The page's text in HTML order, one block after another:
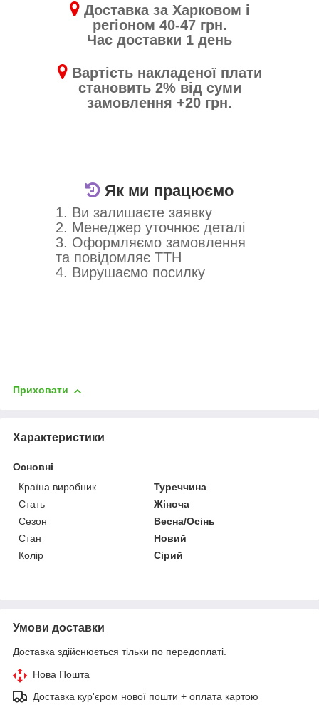
Як ми працюємо
1. Ви залишаєте заявку
2. Менеджер уточнює деталі
3. Оформляємо замовлення
та повідомляє ТТН
4. Вирушаємо посилку
Доставка за Харковом і
регіоном 40-47 грн.
Час доставки 1 день
Вартість накладеної плати
становить 2% від суми
замовлення +20 грн.
Приховати
Характеристики
Основні
Країна виробник
Туреччина
Стать
Жіноча
Сезон
Весна/Осінь
Стан
Новий
Колір
Сірий
Умови доставки
Доставка здійснюється тільки по передоплаті.
Нова Пошта
Доставка кур'єром нової пошти + оплата картою